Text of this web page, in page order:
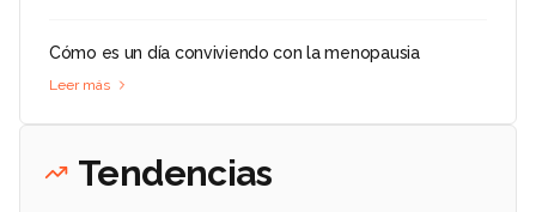
Cómo es un día conviviendo con la menopausia
Leer más
Tendencias